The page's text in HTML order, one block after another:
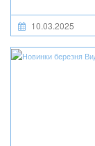
10.03.2025